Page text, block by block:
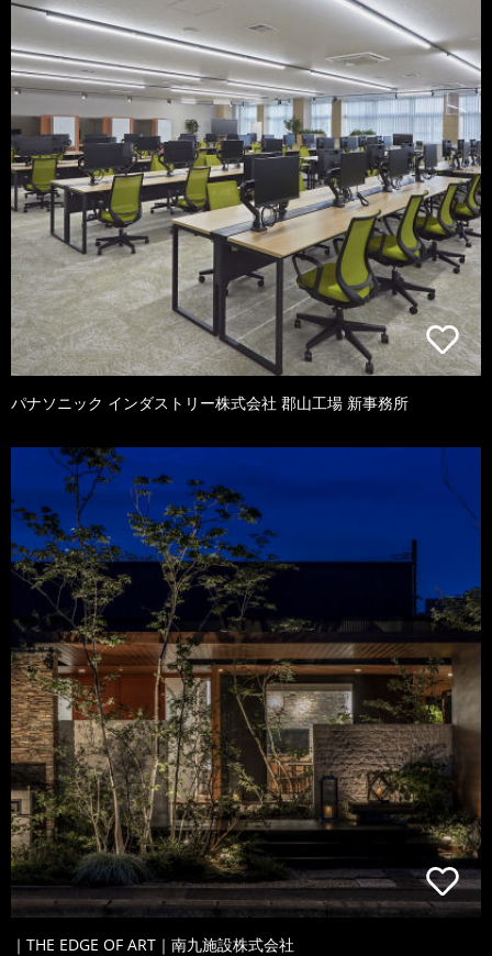
パナソニック インダストリー株式会社 郡山工場 新事務所
｜THE EDGE OF ART｜南九施設株式会社